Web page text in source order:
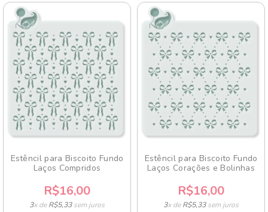
Estêncil para Biscoito Fundo
Laços Compridos
R$16,00
3x deR$5,33sem juros
Estêncil para Biscoito Fundo
Laços Corações e Bolinhas
R$16,00
3x deR$5,33sem juros